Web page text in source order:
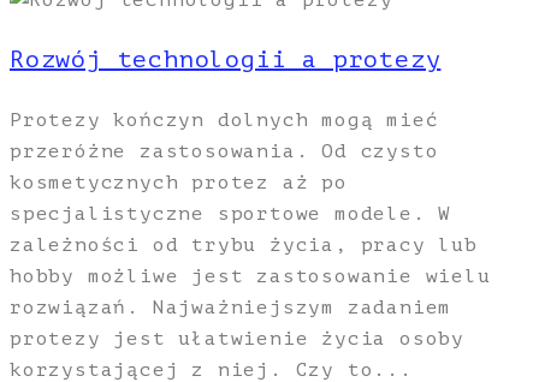
Rozwój technologii a protezy
Protezy kończyn dolnych mogą mieć
przeróżne zastosowania. Od czysto
kosmetycznych protez aż po
specjalistyczne sportowe modele. W
zależności od trybu życia, pracy lub
hobby możliwe jest zastosowanie wielu
rozwiązań. Najważniejszym zadaniem
protezy jest ułatwienie życia osoby
korzystającej z niej. Czy to...